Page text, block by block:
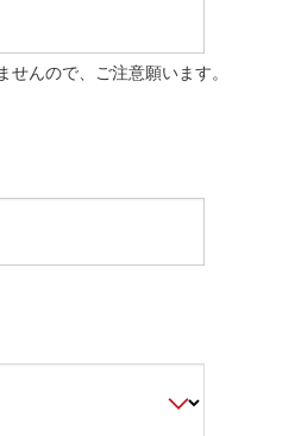
んので、ご注意願います。